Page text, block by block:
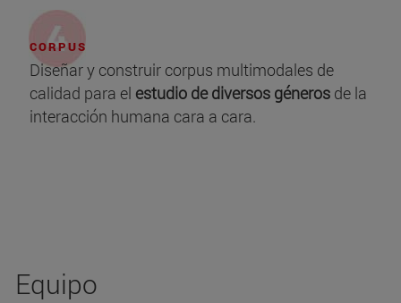
CORPUS
Diseñar y construir corpus multimodales de
calidad para el estudio de diversos géneros de la
interacción humana cara a cara.
Equipo